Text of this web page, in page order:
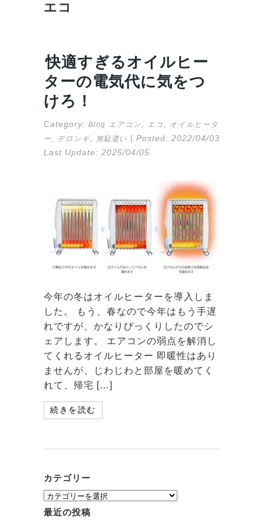
エコ
快適すぎるオイルヒー
ターの電気代に気をつ
けろ！
Category: Blog エアコン エコ
オイルヒータ
ー
デロンギ 無駄遣い | Posted: 2022/04/03
Last Update: 2025/04/05
今年の冬はオイルヒーターを導入しま
した。 もう、春なので今年はもう手遅
れですが、かなりびっくりしたのでシ
ェアします。 エアコンの弱点を解消し
てくれるオイルヒーター 即暖性はあり
ませんが、じわじわと部屋を暖めてく
れて、帰宅 […]
続きを読む
カテゴリー
カ
テ
ゴ
最近の投稿